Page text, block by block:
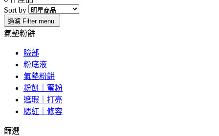
Sort by
過濾 Filter menu
氣墊粉餅
臉部
粉底液
氣墊粉餅
粉餅｜蜜粉
遮瑕｜打亮
腮紅｜修容
篩選